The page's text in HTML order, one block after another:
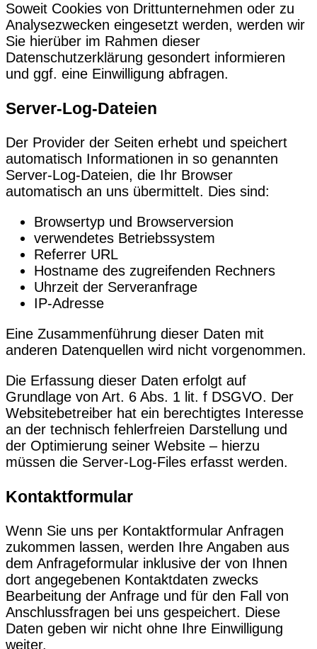
Soweit Cookies von Drittunternehmen oder zu
Analysezwecken eingesetzt werden, werden wir
Sie hierüber im Rahmen dieser
Datenschutzerklärung gesondert informieren
und ggf. eine Einwilligung abfragen.
Server-Log-Dateien
Der Provider der Seiten erhebt und speichert
automatisch Informationen in so genannten
Server-Log-Dateien, die Ihr Browser
automatisch an uns übermittelt. Dies sind:
Browsertyp und Browserversion
verwendetes Betriebssystem
Referrer URL
Hostname des zugreifenden Rechners
Uhrzeit der Serveranfrage
IP-Adresse
Eine Zusammenführung dieser Daten mit
anderen Datenquellen wird nicht vorgenommen.
Die Erfassung dieser Daten erfolgt auf
Grundlage von Art. 6 Abs. 1 lit. f DSGVO. Der
Websitebetreiber hat ein berechtigtes Interesse
an der technisch fehlerfreien Darstellung und
der Optimierung seiner Website – hierzu
müssen die Server-Log-Files erfasst werden.
Kontaktformular
Wenn Sie uns per Kontaktformular Anfragen
zukommen lassen, werden Ihre Angaben aus
dem Anfrageformular inklusive der von Ihnen
dort angegebenen Kontaktdaten zwecks
Bearbeitung der Anfrage und für den Fall von
Anschlussfragen bei uns gespeichert. Diese
Daten geben wir nicht ohne Ihre Einwilligung
weiter.